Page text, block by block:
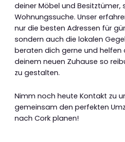
deiner Möbel und Besitztümer,
Wohnungssuche. Unser
nur die besten Adressen für
sondern auch die lokalen
beraten dich gerne und helfen
deinem neuen Zuhause so
zu gestalten.
Nimm noch heute Kontakt zu
gemeinsam den perfekten
nach Cork planen!